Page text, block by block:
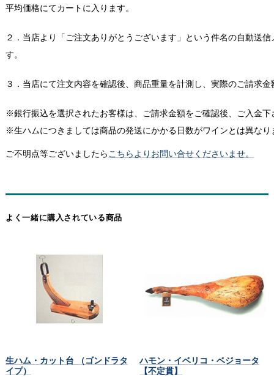
平均価格にてカートに入ります。
２．当店より「ご注文ありがとうございます」という件名の自動送
す。
３．当店にて注文内容を確認後、商品重量を計測し、実際のご請求
※銀行振込を選択されたお客様は、ご請求金額をご確認後、ご入金下
※生ハムにつきましては商品の発送にかかる日数がワインとは異なり
ご不明点等ございましたら こちらよりお問い合せくださいませ。
よく一緒に購入されている商品
生ハム・カット台 （ゴンドラタ
イプ）
ハモン・イベリコ・ベジョータ
【不定貫】